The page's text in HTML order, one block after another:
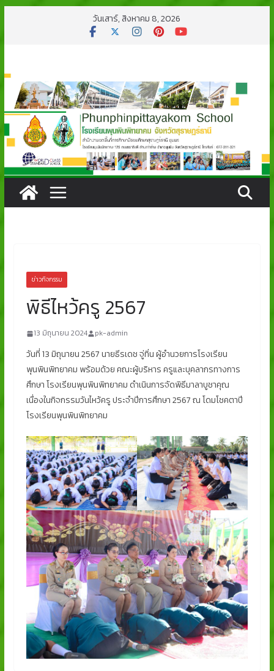
วันเสาร์, สิงหาคม 8, 2026
ข่าวกิจกรรม
พิธีไหว้ครู 2567
13 มิถุนายน 2024 pk-admin
วันที่ 13 มิถุนายน 2567 นายธีรเดช จู่ทิ่น ผู้อำนวยการโรงเรียน
พุนพินพิทยาคม พร้อมด้วย คณะผู้บริหาร ครูและบุคลากรทางการ
ศึกษา โรงเรียนพุนพินพิทยาคม ดำเนินการจัดพิธีมาลาบูชาคุณ
เนื่องในกิจกรรมวันไหว้ครู ประจำปีการศึกษา 2567 ณ โดมโชคตาปี
โรงเรียนพุนพินพิทยาคม